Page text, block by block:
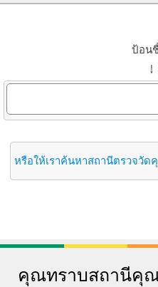
ป้อน
หรือให้เราค้นหาสถานีตรวจวั
คุณทราบสถานีคุ